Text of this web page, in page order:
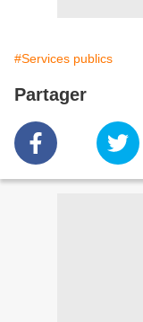
#Services publics
Partager